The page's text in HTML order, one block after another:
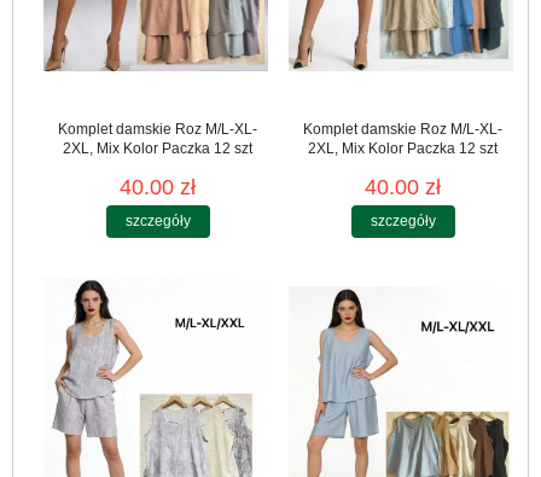
Komplet damskie Roz M/L-XL-
2XL, Mix Kolor Paczka 12 szt
40.00 zł
szczegóły
Komplet damskie Roz M/L-XL-
2XL, Mix Kolor Paczka 12 szt
40.00 zł
szczegóły